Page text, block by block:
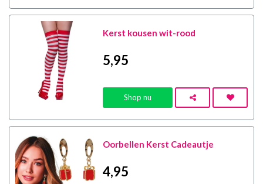
Kerst kousen wit-rood
5,95
Shop nu
Oorbellen Kerst Cadeautje
4,95